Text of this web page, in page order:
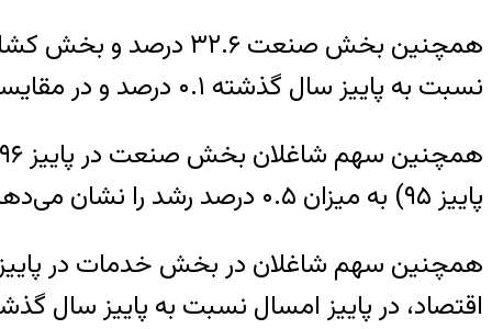
نسبت به پاییز سال گذشته ۰.۱ درصد و در مقایسه با تابستان سال جاری نیز ۱.۹ درصد کاهش داشته است.
پاییز ۹۵) به میزان ۰.۵ درصد رشد را نشان می‌دهد.
اقتصاد، در پاییز امسال نسبت به پاییز سال گذشته، از کاهش ۰.۵